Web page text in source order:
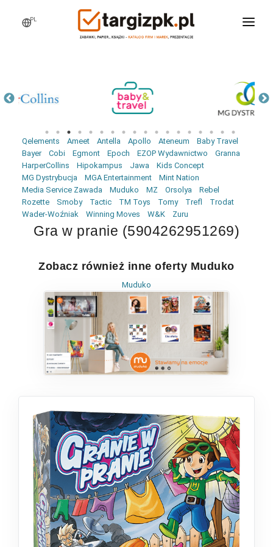
PL
PRODUKTY
AKTUALNOŚCI
LOGOWANIE
REJESTRACJA
Qelements Ameet Antella Apollo Ateneum
Baby Travel
Bayer
Cobi Egmont Epoch EZOP Wydawnictwo
Granna
HarperCollins
Hipokampus Jawa
Kids Concept
MG Dystrybucja
MGA Entertainment
Mint Nation
Media Service Zawada
Muduko MZ Orsolya
Rebel
Rozette
Smoby Tactic TM Toys Tomy Trefl
Trodat
Wader-Woźniak
Winning Moves W&K Zuru
Gra w pranie (5904262951269)
Zobacz również inne oferty Muduko
Muduko